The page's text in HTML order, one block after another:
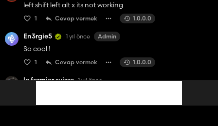
left shift left alt x its not working
1 Cevap vermek 1.0.0.0
En3rgie5 1 yıl önce Admin
So cool !
1 Cevap vermek 1.0.0.0
le fermier suisse 1 yıl önce
1 Cevap vermek 1.0.0.0